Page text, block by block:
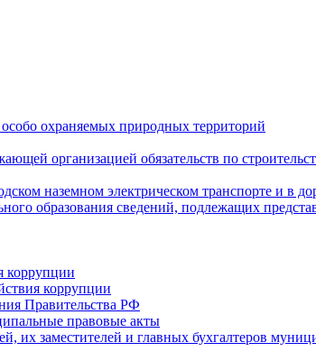
охраняемых природных территорий
организацией обязательств по
наземном электрическом транспорте и в
образования сведений, подлежащих
коррупции
коррупции
Правительства РФ
правовые акты
их заместителей и главных бухгалтеров